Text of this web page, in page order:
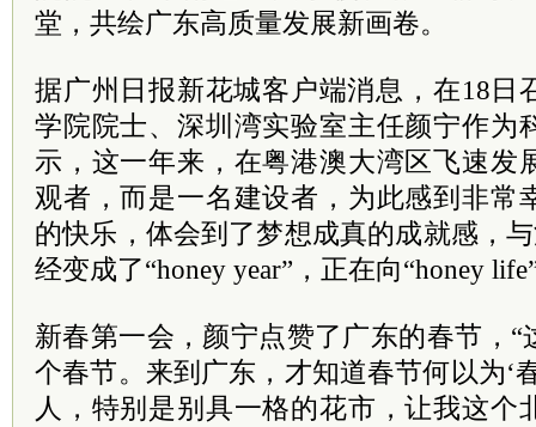
堂，共绘广东高质量发展新画卷。
据广州日报新花城客户端消息，在18日
学院院士、深圳湾实验室主任颜宁作为
示，这一年来，在粤港澳大湾区飞速发
观者，而是一名建设者，为此感到非常
的快乐，体会到了梦想成真的成就感，与
经变成了“honey year”，正在向“honey
新春第一会，颜宁点赞了广东的春节，
个春节。来到广东，才知道春节何以为‘
人，特别是别具一格的花市，让我这个